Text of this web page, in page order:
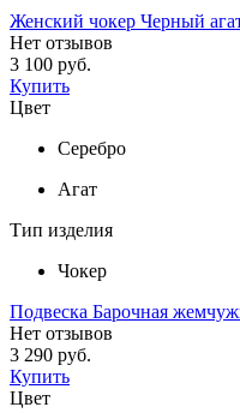
Женский чокер Черный
Нет отзывов
3 100 руб.
Купить
Цвет
Серебро
Агат
Тип изделия
Чокер
Подвеска Барочная
Нет отзывов
3 290 руб.
Купить
Цвет